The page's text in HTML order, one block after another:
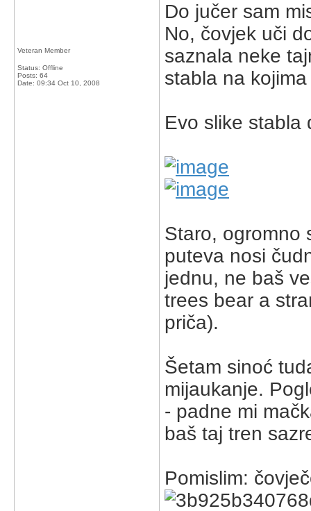
Veteran Member
Status: Offline
Posts: 64
Date: 09:34 Oct 10, 2008
Do jučer sam
No, čovjek uči
saznala neke
stabla na
Evo slike stabla
Staro, ogromno
puteva nosi
jednu, ne baš
trees bear a
priča).
Šetam sinoć
mijaukanje.
- padne mi
baš taj tren
Pomislim: